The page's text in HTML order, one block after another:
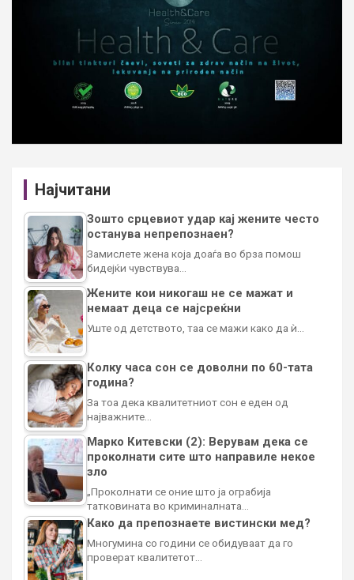
Најчитани
Зошто срцевиот удар кај жените често
останува непрепознаен?
Замислете жена која доаѓа во брза помош
бидејќи чувствува…
Жените кои никогаш не се мажат и
немаат деца се најсреќни
Уште од детството, таа се мажи како да ѝ…
Колку часа сон се доволни по 60-тата
година?
За тоа дека квалитетниот сон е еден од
најважните…
Марко Китевски (2): Верувам дека се
проколнати сите што направиле некое
зло
„Проколнати се оние што ја ограбија
татковината во криминалната…
Како да препознаете вистински мед?
Многумина со години се обидуваат да го
проверат квалитетот…